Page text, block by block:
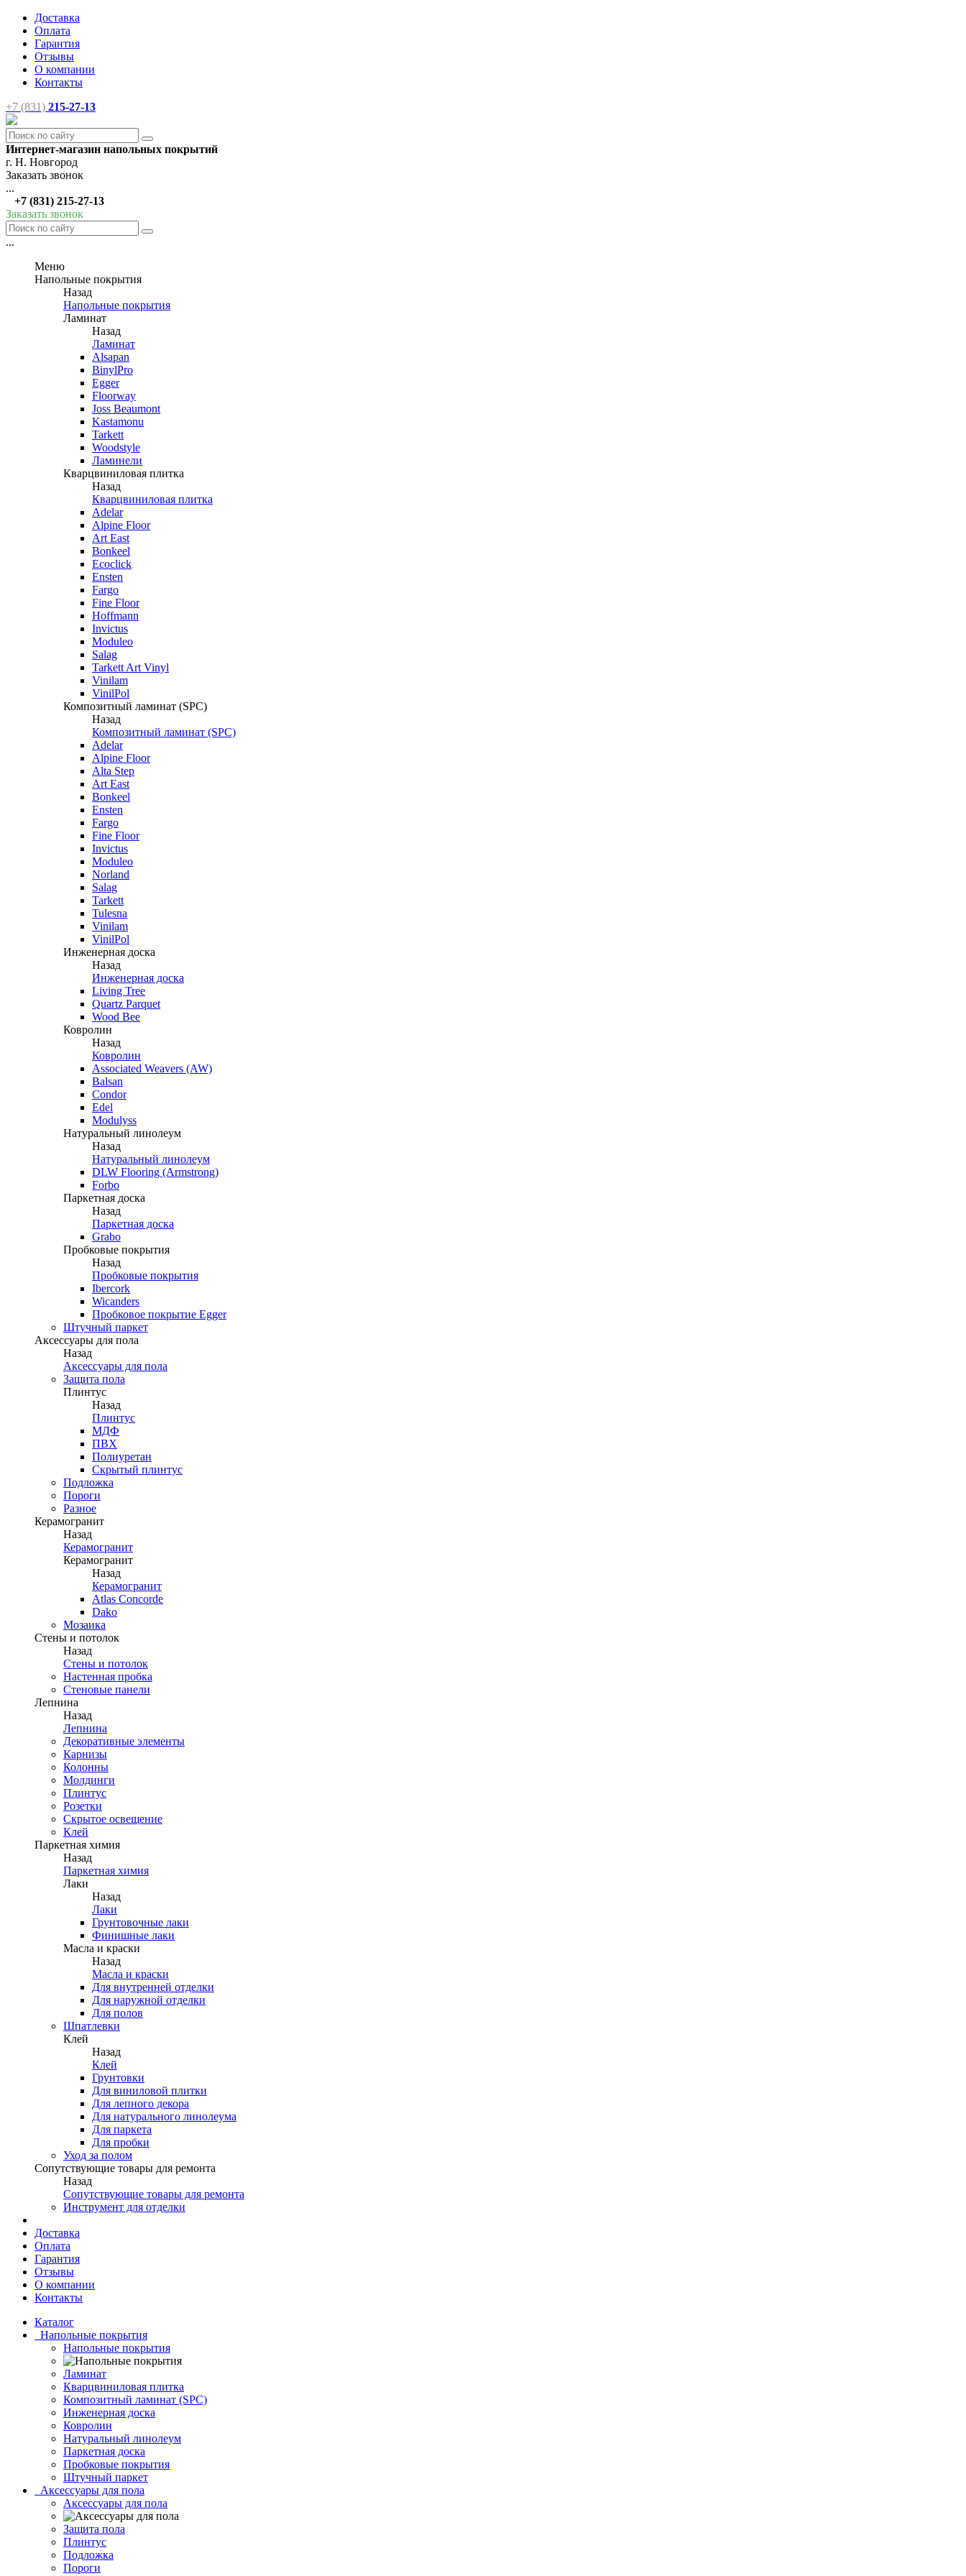
Доставка
Оплата
Гарантия
Отзывы
О компании
Контакты
+7 (831) 215-27-13
Интернет-магазин напольных покрытий
г. Н. Новгород
Заказать звонок
...
+7 (831) 215-27-13
Заказать звонок
...
Меню
Напольные покрытия
Назад
Напольные покрытия
Ламинат
Назад
Ламинат
Alsapan
BinylPro
Egger
Floorway
Joss Beaumont
Kastamonu
Tarkett
Woodstyle
Ламинели
Кварцвиниловая плитка
Назад
Кварцвиниловая плитка
Adelar
Alpine Floor
Art East
Bonkeel
Ecoclick
Ensten
Fargo
Fine Floor
Hoffmann
Invictus
Moduleo
Salag
Tarkett Art Vinyl
Vinilam
VinilPol
Композитный ламинат (SPC)
Назад
Композитный ламинат (SPC)
Adelar
Alpine Floor
Alta Step
Art East
Bonkeel
Ensten
Fargo
Fine Floor
Invictus
Moduleo
Norland
Salag
Tarkett
Tulesna
Vinilam
VinilPol
Инженерная доска
Назад
Инженерная доска
Living Tree
Quartz Parquet
Wood Bee
Ковролин
Назад
Ковролин
Associated Weavers (AW)
Balsan
Condor
Edel
Modulyss
Натуральный линолеум
Назад
Натуральный линолеум
DLW Flooring (Armstrong)
Forbo
Паркетная доска
Назад
Паркетная доска
Grabo
Пробковые покрытия
Назад
Пробковые покрытия
Ibercork
Wicanders
Пробковое покрытие Egger
Штучный паркет
Аксессуары для пола
Назад
Аксессуары для пола
Защита пола
Плинтус
Назад
Плинтус
МДФ
ПВХ
Полиуретан
Скрытый плинтус
Подложка
Пороги
Разное
Керамогранит
Назад
Керамогранит
Керамогранит
Назад
Керамогранит
Atlas Concorde
Dako
Мозаика
Стены и потолок
Назад
Стены и потолок
Настенная пробка
Стеновые панели
Лепнина
Назад
Лепнина
Декоративные элементы
Карнизы
Колонны
Молдинги
Плинтус
Розетки
Скрытое освещение
Клей
Паркетная химия
Назад
Паркетная химия
Лаки
Назад
Лаки
Грунтовочные лаки
Финишные лаки
Масла и краски
Назад
Масла и краски
Для внутренней отделки
Для наружной отделки
Для полов
Шпатлевки
Клей
Назад
Клей
Грунтовки
Для виниловой плитки
Для лепного декора
Для натурального линолеума
Для паркета
Для пробки
Уход за полом
Сопутствующие товары для ремонта
Назад
Сопутствующие товары для ремонта
Инструмент для отделки
Доставка
Оплата
Гарантия
Отзывы
О компании
Контакты
Каталог
Напольные покрытия
Напольные покрытия
Ламинат
Кварцвиниловая плитка
Композитный ламинат (SPC)
Инженерная доска
Ковролин
Натуральный линолеум
Паркетная доска
Пробковые покрытия
Штучный паркет
Аксессуары для пола
Аксессуары для пола
Защита пола
Плинтус
Подложка
Пороги